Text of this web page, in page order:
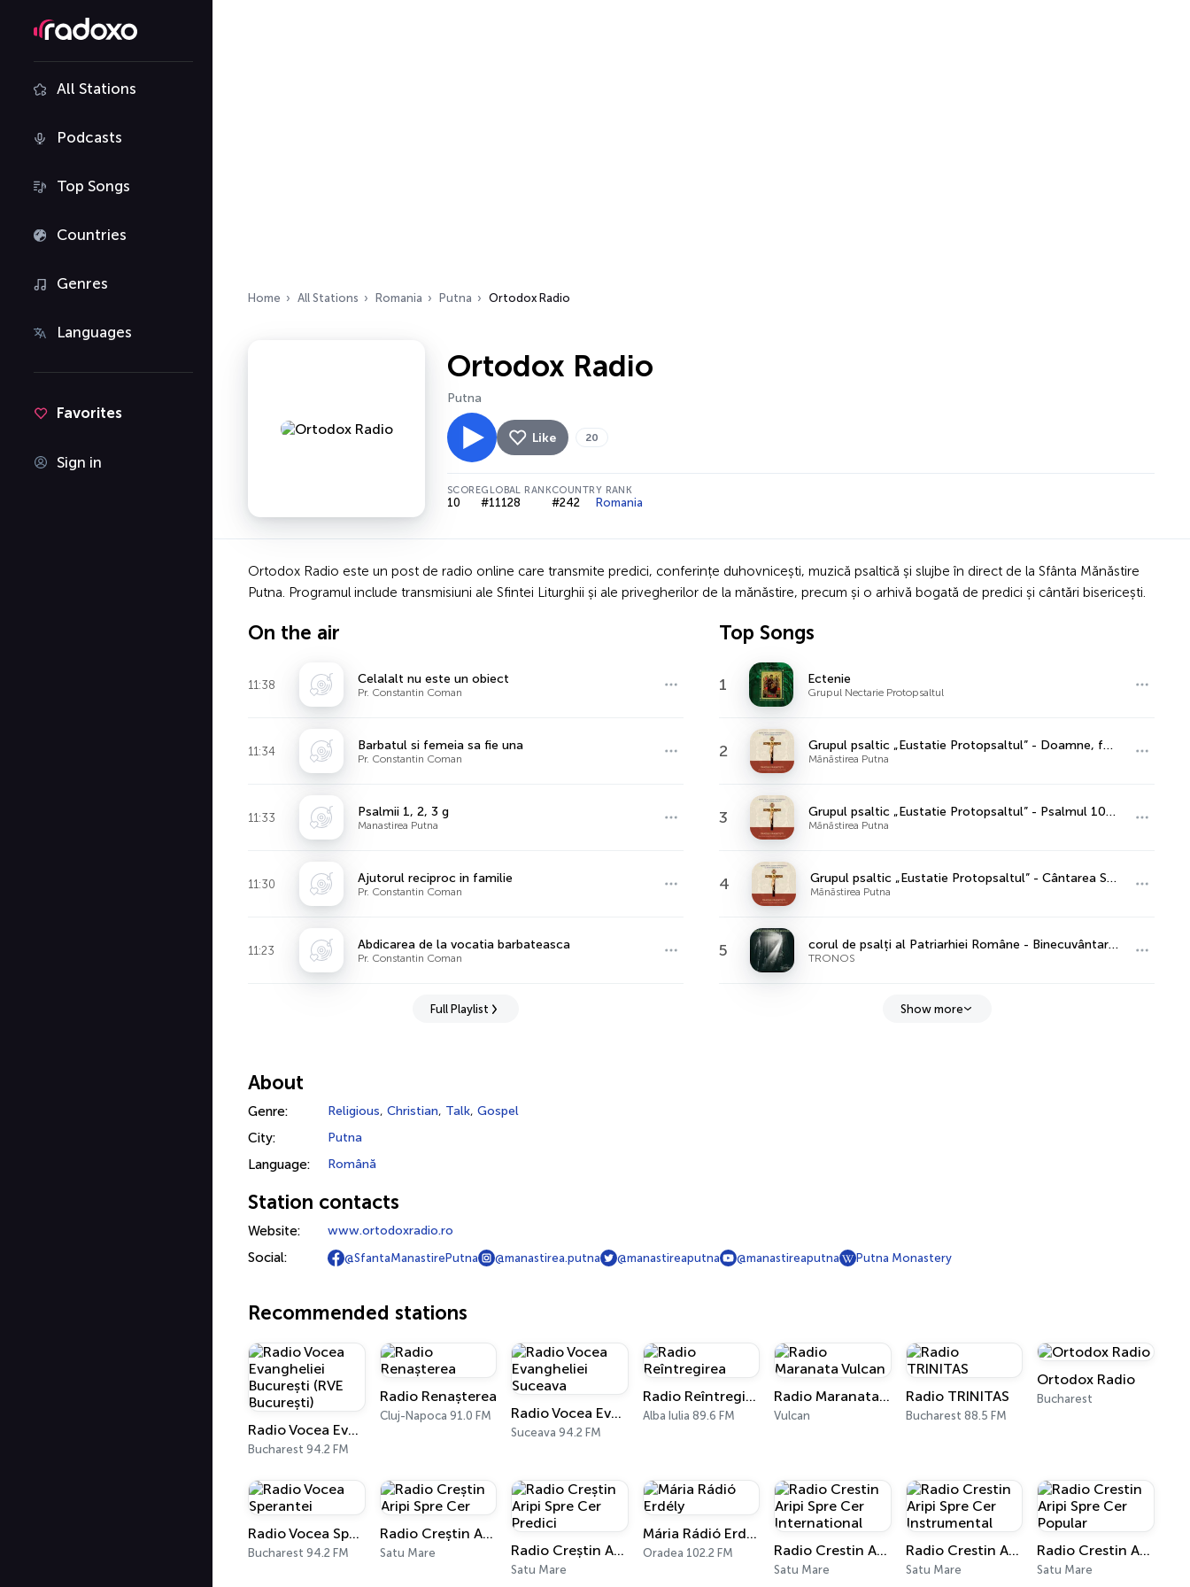
All Stations
Podcasts
Top Songs
Countries
Genres
Languages
Favorites
Sign in
Home All Stations Romania Putna Ortodox Radio
Ortodox Radio
Putna
Like 20
SCORE
10
GLOBAL RANK
#11128
COUNTRY RANK
#242 Romania
Ortodox Radio este un post de radio online care transmite predici, conferințe duhovnicești, muzică psaltică și slujbe în direct de la Sfânta Mănăstire
Putna. Programul include transmisiuni ale Sfintei Liturghii și ale privegherilor de la mănăstire, precum și o arhivă bogată de predici și cântări bisericești.
On the air
11:38 Celalalt nu este un obiect
Pr. Constantin Coman
11:34 Barbatul si femeia sa fie una
Pr. Constantin Coman
11:33 Psalmii 1, 2, 3 g
Manastirea Putna
11:30 Ajutorul reciproc in familie
Pr. Constantin Coman
11:23 Abdicarea de la vocatia barbateasca
Pr. Constantin Coman
Full Playlist
Top Songs
1 Ectenie
Grupul Nectarie Protopsaltul
2 Grupul psaltic „Eustatie Protopsaltul” - Doamne, femeia ceea ce căzuse, glas 8, de Dimitrie Suceveanu
Mănăstirea Putna
3 Grupul psaltic „Eustatie Protopsaltul” - Psalmul 102, Antifonul I, glas 5
Mănăstirea Putna
4 Grupul psaltic „Eustatie Protopsaltul” - Cântarea Sfintei Cruci, glas 3
Mănăstirea Putna
5 corul de psalți al Patriarhiei Române - Binecuvântarea și Troparele, gl. VI
TRONOS
Show more
About
Genre: Religious, Christian, Talk, Gospel
City: Putna
Language: Română
Station contacts
Website: www.ortodoxradio.ro
Social: @SfantaManastirePutna @manastirea.putna @manastireaputna @manastireaputna Putna Monastery
Recommended stations
Radio Vocea Evangheliei București (RVE București)
Bucharest 94.2 FM
Radio Renașterea
Cluj-Napoca 91.0 FM Radio Vocea Evangheliei Suceava
Suceava 94.2 FM
Radio Reîntregirea
Alba Iulia 89.6 FM
Radio Maranata Vulcan
Vulcan
Radio TRINITAS
Bucharest 88.5 FM
Ortodox Radio
Bucharest
Radio Vocea Sperantei
Bucharest 94.2 FM
Radio Creștin Aripi Spre Cer
Satu Mare Radio Creștin Aripi Spre Cer Predici
Satu Mare
Mária Rádió Erdély
Oradea 102.2 FM Radio Crestin Aripi Spre Cer International
Satu Mare
Radio Crestin Aripi Spre Cer Instrumental
Satu Mare
Radio Crestin Aripi Spre Cer Popular
Satu Mare